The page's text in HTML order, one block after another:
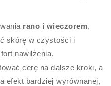
rano i wieczorem,
skórę w czystości i
nawilżenia.
cerę na dalsze kroki, a
efekt bardziej wyrównanej,